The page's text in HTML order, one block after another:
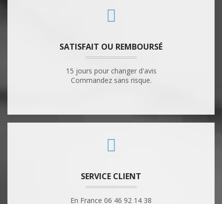
SATISFAIT OU REMBOURSÉ
15 jours pour changer d'avis
Commandez sans risque.
SERVICE CLIENT
En France 06 46 92 14 38